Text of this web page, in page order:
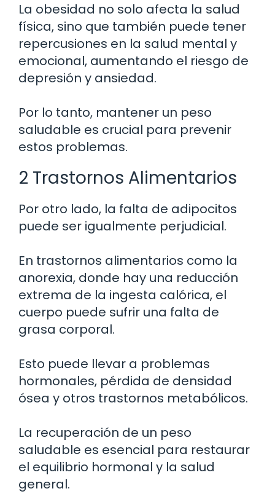
La obesidad no solo afecta la salud
física, sino que también puede tener
repercusiones en la salud mental y
emocional, aumentando el riesgo de
depresión y ansiedad.
Por lo tanto, mantener un peso
saludable es crucial para prevenir
estos problemas.
2 Trastornos Alimentarios
Por otro lado, la falta de adipocitos
puede ser igualmente perjudicial.
En trastornos alimentarios como la
anorexia, donde hay una reducción
extrema de la ingesta calórica, el
cuerpo puede sufrir una falta de
grasa corporal.
Esto puede llevar a problemas
hormonales, pérdida de densidad
ósea y otros trastornos metabólicos.
La recuperación de un peso
saludable es esencial para restaurar
el equilibrio hormonal y la salud
general.